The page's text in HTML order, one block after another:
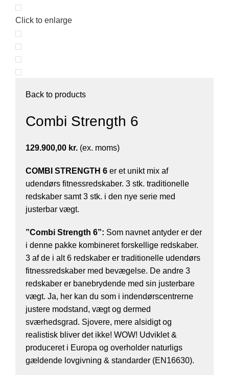
Click to enlarge
Back to products
Combi Strength 6
129.900,00 kr. (ex. moms)
COMBI STRENGTH 6 er et unikt mix af
udendørs fitnessredskaber. 3 stk. traditionelle
redskaber samt 3 stk. i den nye serie med
justerbar vægt.
”Combi Strength 6”: Som navnet antyder er der
i denne pakke kombineret forskellige redskaber.
3 af de i alt 6 redskaber er traditionelle udendørs
fitnessredskaber med bevægelse. De andre 3
redskaber er banebrydende med sin justerbare
vægt. Ja, her kan du som i indendørscentrerne
justere modstand, vægt og dermed
sværhedsgrad. Sjovere, mere alsidigt og
realistisk bliver det ikke! WOW! Udviklet &
produceret i Europa og overholder naturligs
gældende lovgivning & standarder (EN16630).